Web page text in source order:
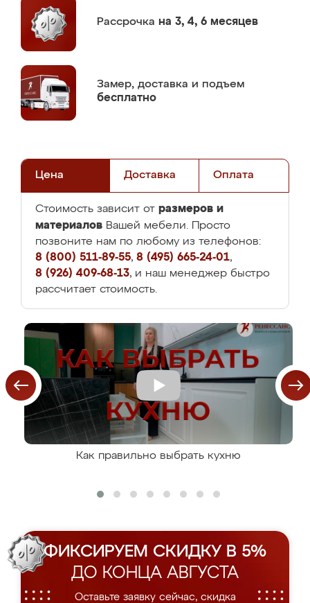
Рассрочка на 3, 4, 6 месяцев
Замер, доставка и подъем
бесплатно
Цена Доставка Оплата
Стоимость зависит от размеров и
материалов Вашей мебели. Просто
позвоните нам по любому из телефонов:
8 (800) 511-89-55, 8 (495) 665-24-01,
8 (926) 409-68-13, и наш менеджер быстро
рассчитает стоимость.
Как правильно выбрать кухню
ФИКСИРУЕМ СКИДКУ В 5%
ДО КОНЦА АВГУСТА
Оставьте заявку сейчас, скидка